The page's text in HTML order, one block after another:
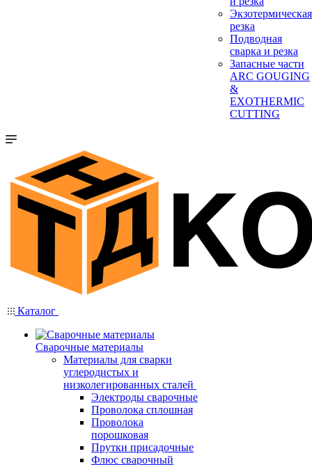
Экзотермическая
резка
Подводная
сварка и резка
Запасные части
ARC GOUGING
&
EXOTHERMIC
CUTTING
Каталог
Сварочные материалы
Материалы для сварки
углеродистых и
низколегированных сталей
Электроды сварочные
Проволока сплошная
Проволока
порошковая
Прутки присадочные
Флюс сварочный